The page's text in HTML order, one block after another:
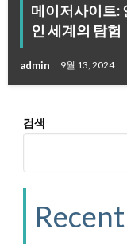
메이저사이트:
인 세계의 탐험
admin 9월 13, 2024
검색